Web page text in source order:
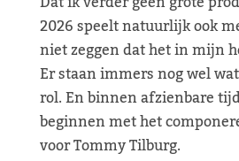
2026 speelt natuurlijk ook
niet zeggen dat het in mijn
Er staan immers nog wel
rol. En binnen afzienbare
beginnen met het
voor Tommy Tilburg.